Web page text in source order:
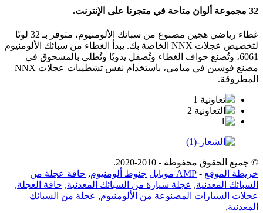
32 مجموعة ألوان متاحة في متجرنا على الإنترنت.
غطاء رياضي هجين مصنوع من سبائك الألومنيوم، متوفر بـ 32 لونًا
لتخصيص عجلات NNX الخاصة بك. يبدأ الغطاء من سبائك الألومنيوم
6061، وتُصنع حواف الغطاء وتُصقل يدويًا وتُطلى بالمسحوق في
مصنع فوسين في ميامي، باستخدام نفس تشطيبات عجلات NNX
المطروقة.
© جميع الحقوق محفوظة - 2010-2020.
خريطة الموقع - AMP موبايل جنوط ألومنيوم, حافة عجلة من
السبائك المعدنية, عجلة سيارة من السبائك المعدنية, حافة العجلة,
عجلات السيارات المصنوعة من الألومنيوم, عجلة من السبائك
المعدنية,